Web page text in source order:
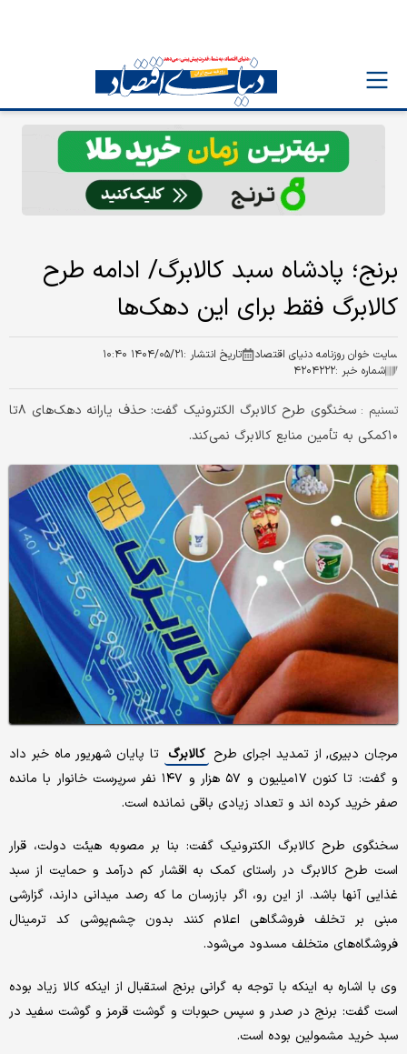
برنج؛ پادشاه سبد کالابرگ/ ادامه طرح
کالابرگ فقط برای این دهک‌ها
سایت خوان روزنامه دنیای اقتصاد تاریخ انتشار :۱۴۰۴/۰۵/۲۱ ۱۰:۴۰
شماره خبر :۴۲۰۴۲۲۲
تسنیم :
سخنگوی طرح کالابرگ الکترونیک گفت: حذف یارانه دهک‌های ۸تا
۱۰کمکی به تأمین منابع کالابرگ نمی‌کند.
مرجان دبیری, از تمدید اجرای طرح کالابرگ تا پایان شهریور ماه خبر داد
و گفت: تا کنون ۱۷میلیون و ۵۷ هزار و ۱۴۷ نفر سرپرست خانوار با مانده
صفر خرید کرده اند و تعداد زیادی باقی نمانده است.
سخنگوی طرح کالابرگ الکترونیک گفت: بنا بر مصوبه هیئت دولت، قرار
است طرح کالابرگ در راستای کمک به اقشار کم درآمد و حمایت از سبد
غذایی آنها باشد. از این رو، اگر بازرسان ما که رصد میدانی دارند، گزارشی
مبنی بر تخلف فروشگاهی اعلام کنند بدون چشم‌پوشی کد ترمینال
فروشگاه‌های متخلف مسدود می‌شود.
وی با اشاره به اینکه با توجه به گرانی برنج استقبال از اینکه کالا زیاد بوده
است گفت: برنج در صدر و سپس حبوبات و گوشت قرمز و گوشت سفید در
سبد خرید مشمولین بوده است.